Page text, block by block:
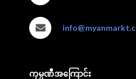
ကုမ္ပဏီအကြောင်း